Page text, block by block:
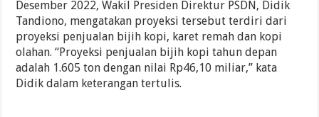
Desember 2022, Wakil Presiden Direktur PSDN, Didik
Tandiono, mengatakan proyeksi tersebut terdiri dari
proyeksi penjualan bijih kopi, karet remah dan kopi
olahan. “Proyeksi penjualan bijih kopi tahun depan
adalah 1.605 ton dengan nilai Rp46,10 miliar,” kata
Didik dalam keterangan tertulis.